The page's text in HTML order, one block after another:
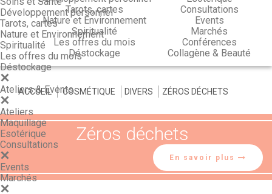
Développement personnel
Tarots, cartes
Nature et Environnement
Spiritualité
Les offres du mois
Déstockage
Ateliers & Events
Ateliers
Maquillage
Esotérique
Consultations
Events
Marchés
Tarots, cartes
Nature et Environnement
Spiritualité
Les offres du mois
Déstockage
Consultations
Events
Marchés
Conférences
Collagène & Beauté
ACCUEIL> COSMÉTIQUE DIVERS ZÉROS DÉCHETS
Zéros déchets
En savoir plus